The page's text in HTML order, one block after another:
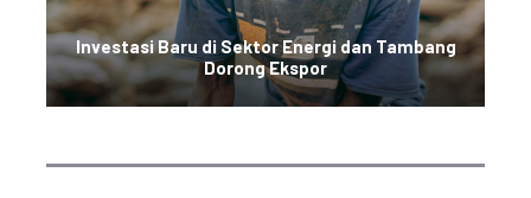
Investasi Baru di Sektor Energi dan Tambang
Dorong Ekspor